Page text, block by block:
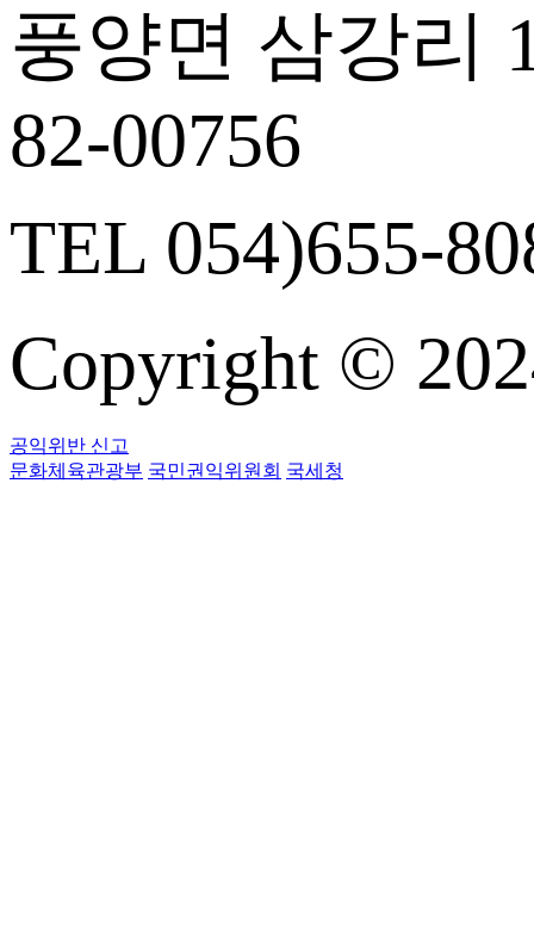
풍양면 삼강리
82-00756
TEL 054)655-
Copyright ©
공익위반 신고
문화체육관광부 국민권익위원회 국세청